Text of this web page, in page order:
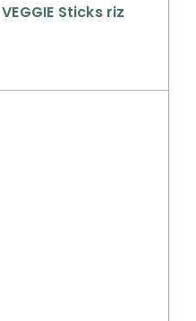
Sticks riz